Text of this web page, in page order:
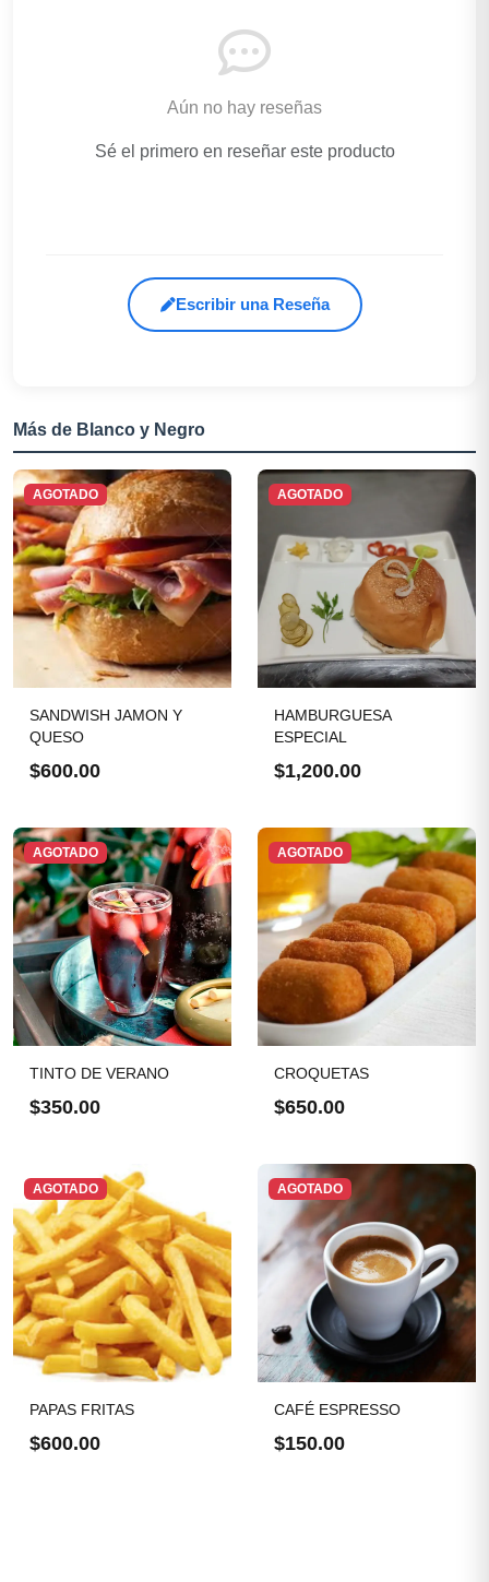
Aún no hay reseñas
Sé el primero en reseñar este producto
Escribir una Reseña
Más de Blanco y Negro
AGOTADO
SANDWISH JAMON Y
QUESO
$600.00
AGOTADO
HAMBURGUESA
ESPECIAL
$1,200.00
AGOTADO
TINTO DE VERANO
$350.00
AGOTADO
CROQUETAS
$650.00
AGOTADO
PAPAS FRITAS
$600.00
AGOTADO
CAFÉ ESPRESSO
$150.00